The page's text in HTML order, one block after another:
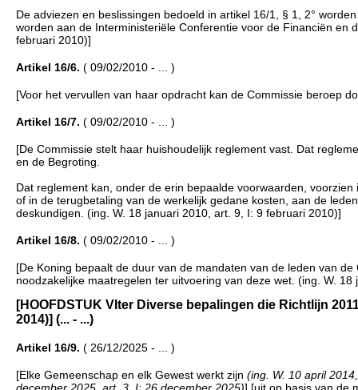
De adviezen en beslissingen bedoeld in artikel 16/1, § 1, 2°
worden aan de Interministeriële Conferentie voor de Financiën
februari 2010)]
Artikel 16/6. ( 09/02/2010 - ... )
[Voor het vervullen van haar opdracht kan de Commissie beroep
Artikel 16/7. ( 09/02/2010 - ... )
[De Commissie stelt haar huishoudelijk reglement vast. Dat
en de Begroting.
Dat reglement kan, onder de erin bepaalde voorwaarden,
of in de terugbetaling van de werkelijk gedane kosten, aan de
deskundigen. (ing. W. 18 januari 2010, art. 9, I: 9 februari 2010)]
Artikel 16/8. ( 09/02/2010 - ... )
[De Koning bepaalt de duur van de mandaten van de leden van
noodzakelijke maatregelen ter uitvoering van deze wet. (ing. W.
[HOOFDSTUK VIter Diverse bepalingen die Richtlijn
2014)] (... - ...)
Artikel 16/9. ( 26/12/2025 - ... )
[Elke Gemeenschap en elk Gewest werkt zijn (ing. W. 10 april